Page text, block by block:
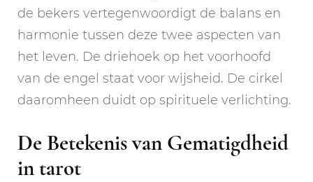
de bekers vertegenwoordigt de balans en
harmonie tussen deze twee aspecten van
het leven. De driehoek op het voorhoofd
van de engel staat voor wijsheid. De cirkel
daaromheen duidt op spirituele verlichting.
De Betekenis van Gematigdheid
in tarot